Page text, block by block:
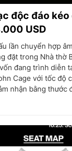
độc đáo
USD
lần chuyển hợp
đặt trong Nhà thờ
đang trình diễn
Cage với tốc độ
nhận bằng thước